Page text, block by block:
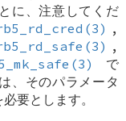
に、注意してくだ
,
,
で
、そのパラメータ
要とします。